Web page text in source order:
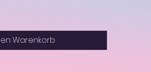
Warenkorb